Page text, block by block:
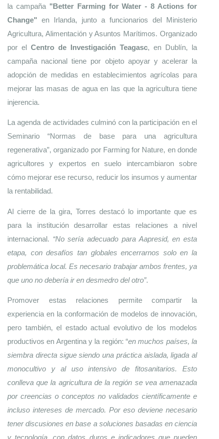
la campaña "Better Farming for Water - 8 Actions for
Change" en Irlanda, junto a funcionarios del Ministerio
Agricultura, Alimentación y Asuntos Marítimos. Organizado
por el Centro de Investigación Teagasc, en Dublín, la
campaña nacional tiene por objeto apoyar y acelerar la
adopción de medidas en establecimientos agrícolas para
mejorar las masas de agua en las que la agricultura tiene
injerencia.
La agenda de actividades culminó con la participación en el
Seminario “Normas de base para una agricultura
regenerativa”, organizado por Farming for Nature, en donde
agricultores y expertos en suelo intercambiaron sobre
cómo mejorar ese recurso, reducir los insumos y aumentar
la rentabilidad.
Al cierre de la gira, Torres destacó lo importante que es
para la institución desarrollar estas relaciones a nivel
internacional. “No sería adecuado para Aapresid, en esta
etapa, con desafíos tan globales encerrarnos solo en la
problemática local. Es necesario trabajar ambos frentes, ya
que uno no debería ir en desmedro del otro”.
Promover estas relaciones permite compartir la
experiencia en la conformación de modelos de innovación,
pero también, el estado actual evolutivo de los modelos
productivos en Argentina y la región: “en muchos países, la
siembra directa sigue siendo una práctica aislada, ligada al
monocultivo y al uso intensivo de fitosanitarios. Esto
conlleva que la agricultura de la región se vea amenazada
por creencias o conceptos no validados científicamente e
incluso intereses de mercado. Por eso deviene necesario
tener discusiones en base a soluciones basadas en ciencia